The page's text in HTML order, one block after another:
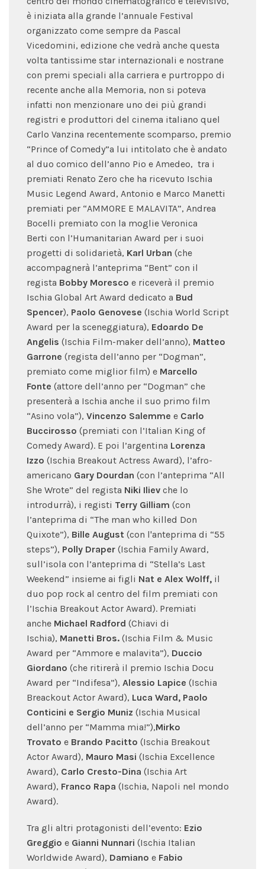
è iniziata alla grande l’annuale Festival
organizzato come sempre da Pascal
Vicedomini, edizione che vedrà anche questa
volta tantissime star internazionali e nostrane
con premi speciali alla carriera e purtroppo di
recente anche alla Memoria, non si poteva
infatti non menzionare uno dei più grandi
registri e produttori del cinema italiano quel
Carlo Vanzina recentemente scomparso, premio
“Prince of Comedy”a lui intitolato che è andato
al duo comico dell’anno Pio e Amedeo, tra i
premiati Renato Zero che ha ricevuto Ischia
Music Legend Award, Antonio e Marco Manetti
premiati per “AMMORE E MALAVITA”, Andrea
Bocelli premiato con la moglie Veronica
Berti con l’Humanitarian Award per i suoi
progetti di solidarietà, Karl Urban (che
accompagnerà l’anteprima “Bent” con il
regista Bobby Moresco e riceverà il premio
Ischia Global Art Award dedicato a Bud
Spencer), Paolo Genovese (Ischia World Script
Award per la sceneggiatura), Edoardo De
Angelis (Ischia Film-maker dell’anno), Matteo
Garrone (regista dell’anno per “Dogman”,
premiato come miglior film) e Marcello
Fonte (attore dell’anno per “Dogman” che
presenterà a Ischia anche il suo primo film
“Asino vola”), Vincenzo Salemme e Carlo
Buccirosso (premiati con l’Italian King of
Comedy Award). E poi l’argentina Lorenza
Izzo (Ischia Breakout Actress Award), l’afro-
americano Gary Dourdan (con l’anteprima “All
She Wrote” del regista Niki Iliev che lo
introdurrà), i registi Terry Gilliam (con
l’anteprima di “The man who killed Don
Quixote”), Bille August (con l'anteprima di “55
steps”), Polly Draper (Ischia Family Award,
sull’isola con l’anteprima di “Stella’s Last
Weekend” insieme ai figli Nat e Alex Wolff, il
duo pop rock al centro del film premiati con
l’Ischia Breakout Actor Award). Premiati
anche Michael Radford (Chiavi di
Ischia), Manetti Bros. (Ischia Film & Music
Award per “Ammore e malavita”), Duccio
Giordano (che ritirerà il premio Ischia Docu
Award per “Indifesa”), Alessio Lapice (Ischia
Breackout Actor Award), Luca Ward, Paolo
Conticini e Sergio Muniz (Ischia Musical
dell’anno per “Mamma mia!”),Mirko
Trovato e Brando Pacitto (Ischia Breakout
Actor Award), Mauro Masi (Ischia Excellence
Award), Carlo Cresto-Dina (Ischia Art
Award), Franco Rapa (Ischia, Napoli nel mondo
Award).
Tra gli altri protagonisti dell’evento: Ezio
Greggio e Gianni Nunnari (Ischia Italian
Worldwide Award), Damiano e Fabio